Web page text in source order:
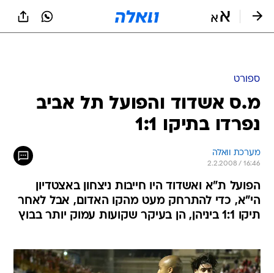
ספורט
מ.ס אשדוד והפועל תל אביב
נפרדו בתיקו 1:1
מערכת וואלה
2.2.2008 / 16:46
הפועל ת"א ואשדוד היו חייבות ניצחון באצטדיון
הי"א, כדי להתרחק מעט מהקו האדום, אבל לאחר
תיקו 1:1 ביניהן, הן בעיקר שקועות עמוק יותר בבוץ